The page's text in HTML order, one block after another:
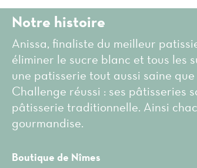
Notre histoire
Anissa, finaliste du meilleur
éliminer le sucre blanc et tous les
une patisserie tout aussi saine
Challenge réussi : ses pâtisseries
pâtisserie traditionnelle. Ainsi
gourmandise.
Boutique de Nîmes